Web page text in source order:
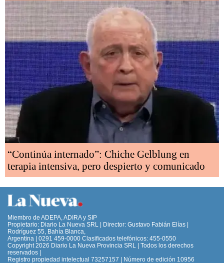
“Continúa internado”: Chiche Gelblung en
terapia intensiva, pero despierto y comunicado
Miembro de ADEPA, ADIRA y SIP
Propietario: Diario La Nueva SRL | Director: Gustavo Fabián Elías |
Rodríguez 55, Bahía Blanca,
Argentina | 0291 459-0000 Clasificados telefónicos: 455-0550
Copyright 2026 Diario La Nueva Provincia SRL | Todos los derechos
reservados |
Registro propiedad intelectual 73257157 | Número de edición 10956